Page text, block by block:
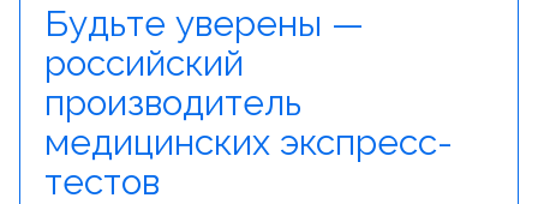
Будьте уверены —
российский
производитель
медицинских экспресс-
тестов